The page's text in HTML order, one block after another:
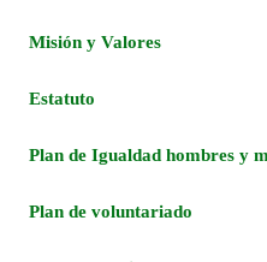
Misión y Valores
Estatuto
Plan de Igualdad hombres y
Plan de voluntariado